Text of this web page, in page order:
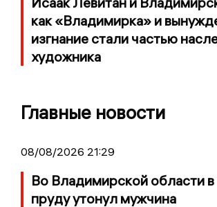
как «Владимирка» и
изгнание стали частью
художника
Главные новости
08/08/2026 21:29
Во Владимирской области
пруду утонул мужчина